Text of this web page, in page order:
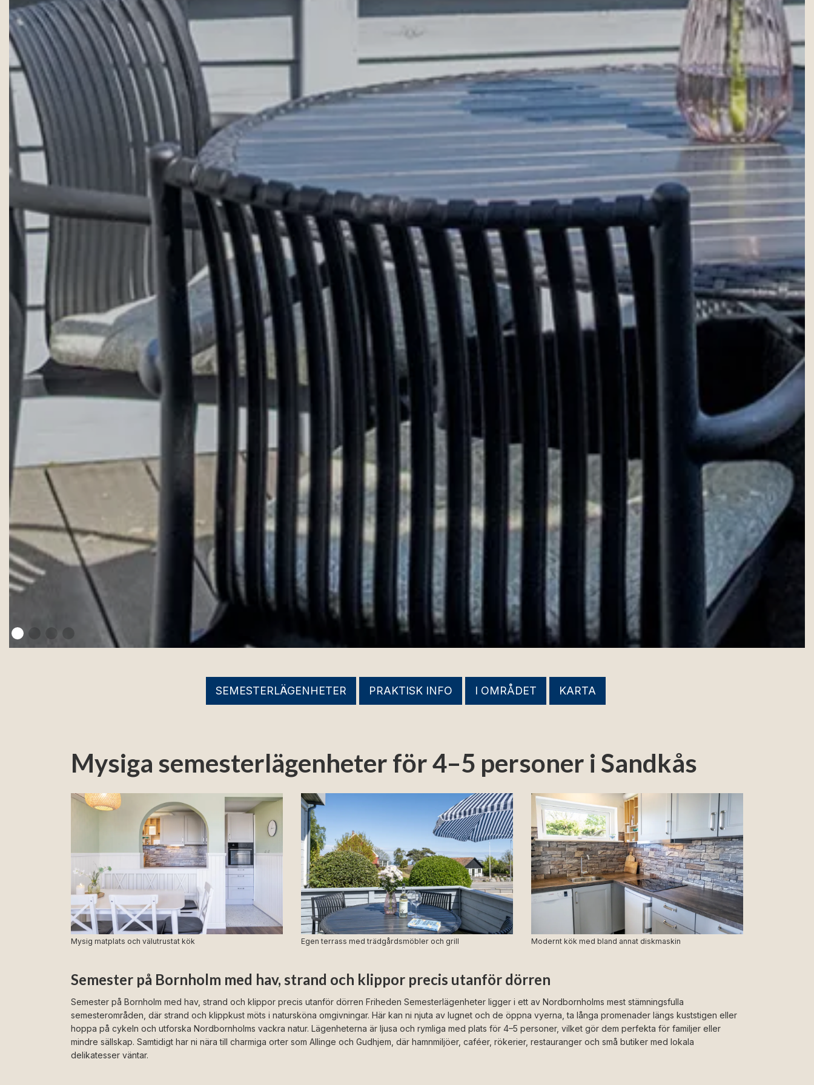
SEMESTERLÄGENHETER PRAKTISK INFO I OMRÅDET KARTA
Mysiga semesterlägenheter för 4–5 personer i Sandkås
Mysig matplats och välutrustat kök Egen terrass med trädgårdsmöbler och grill Modernt kök med bland annat diskmaskin
Semester på Bornholm med hav, strand och klippor precis utanför dörren
Semester på Bornholm med hav, strand och klippor precis utanför dörren Friheden Semesterlägenheter ligger i ett av Nordbornholms mest stämningsfulla
semesterområden, där strand och klippkust möts i natursköna omgivningar. Här kan ni njuta av lugnet och de öppna vyerna, ta långa promenader längs kuststigen eller
hoppa på cykeln och utforska Nordbornholms vackra natur. Lägenheterna är ljusa och rymliga med plats för 4–5 personer, vilket gör dem perfekta för familjer eller
mindre sällskap. Samtidigt har ni nära till charmiga orter som Allinge och Gudhjem, där hamnmiljöer, caféer, rökerier, restauranger och små butiker med lokala
delikatesser väntar.